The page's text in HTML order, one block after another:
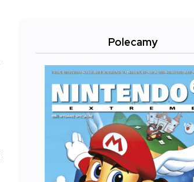
Polecamy